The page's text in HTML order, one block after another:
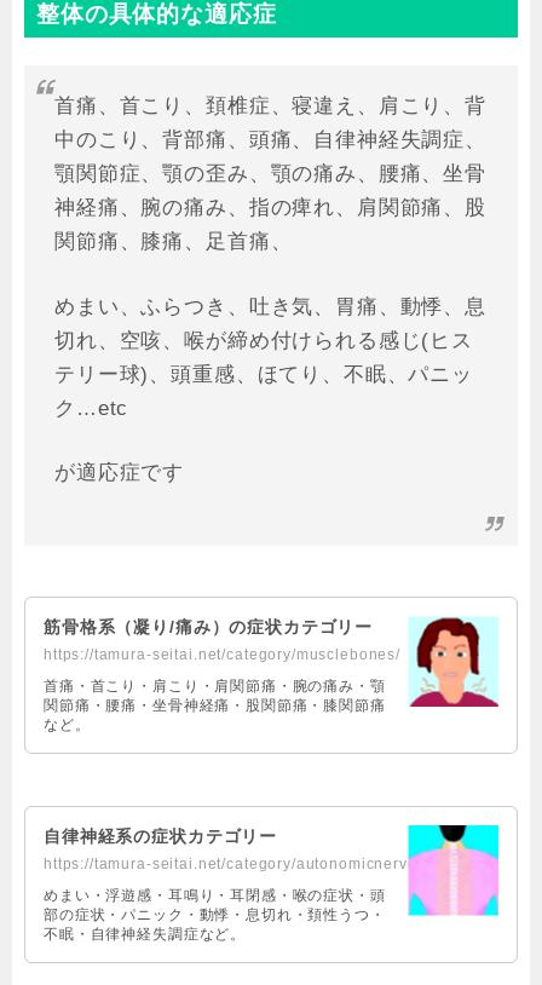
整体の具体的な適応症
首痛、首こり、頚椎症、寝違え、肩こり、背
中のこり、背部痛、頭痛、自律神経失調症、
顎関節症、顎の歪み、顎の痛み、腰痛、坐骨
神経痛、腕の痛み、指の痺れ、肩関節痛、股
関節痛、膝痛、足首痛、
めまい、ふらつき、吐き気、胃痛、動悸、息
切れ、空咳、喉が締め付けられる感じ(ヒス
テリー球)、頭重感、ほてり、不眠、パニッ
ク…etc
が適応症です
筋骨格系（凝り/痛み）の症状カテゴリー
https://tamura-seitai.net/category/musclebones/
首痛・首こり・肩こり・肩関節痛・腕の痛み・顎
関節痛・腰痛・坐骨神経痛・股関節痛・膝関節痛
など。
自律神経系の症状カテゴリー
https://tamura-seitai.net/category/autonomicnerve/
めまい・浮遊感・耳鳴り・耳閉感・喉の症状・頭
部の症状・パニック・動悸・息切れ・頚性うつ・
不眠・自律神経失調症など。